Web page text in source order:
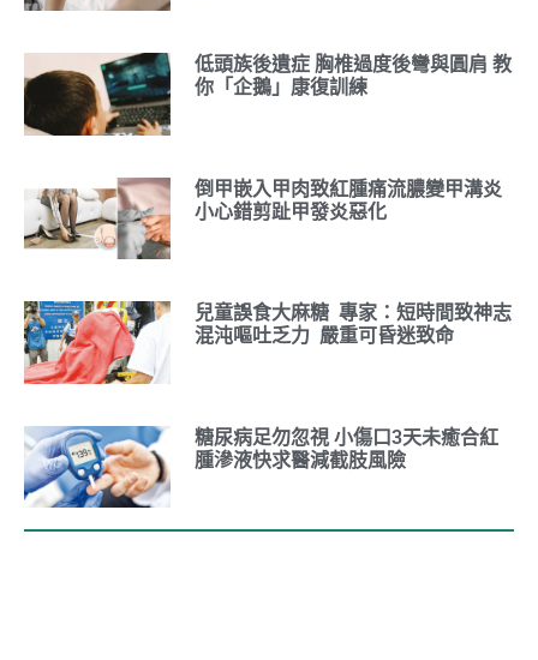
低頭族後遺症 胸椎過度後彎與圓肩 教
你「企鵝」康復訓練
倒甲嵌入甲肉致紅腫痛流膿變甲溝炎
小心錯剪趾甲發炎惡化
兒童誤食大麻糖 專家：短時間致神志
混沌嘔吐乏力 嚴重可昏迷致命
糖尿病足勿忽視 小傷口3天未癒合紅
腫滲液快求醫減截肢風險